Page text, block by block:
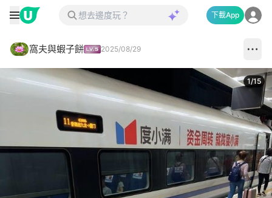
下載App
窩夫與蝦子餅 2025/08/29
1/15